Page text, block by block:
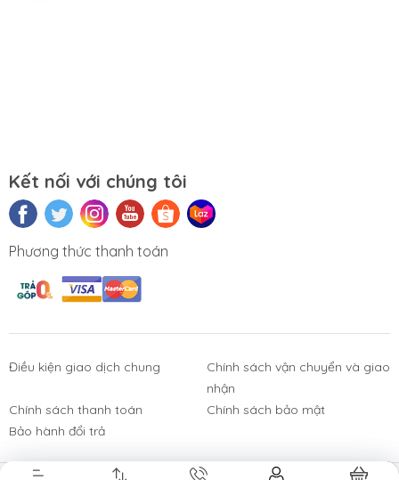
Nghe
Thiết Bị Điện
Địa chỉ: Số 153 Lê Thanh Nghị- Phường
Đồng Tâm- Quận Hai Bà Trưng- Hà Nội.
Website:
https://tuongchilam.com
Kết nối với chúng tôi
Phương thức thanh toán
Điều kiện giao dịch chung
Chính sách vận chuyển và giao
nhận
Chính sách thanh toán
Chính sách bảo mật
Bảo hành đổi trả